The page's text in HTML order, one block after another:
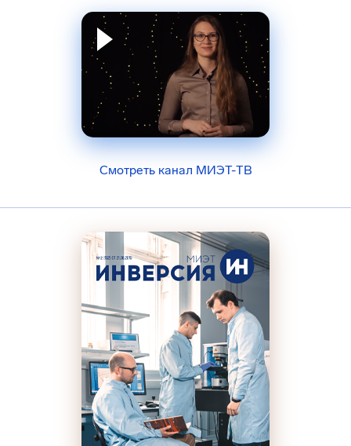
Смотреть канал МИЭТ-ТВ